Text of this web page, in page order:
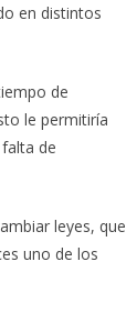
en distintos
de
le permitiría
de
leyes, que
uno de los